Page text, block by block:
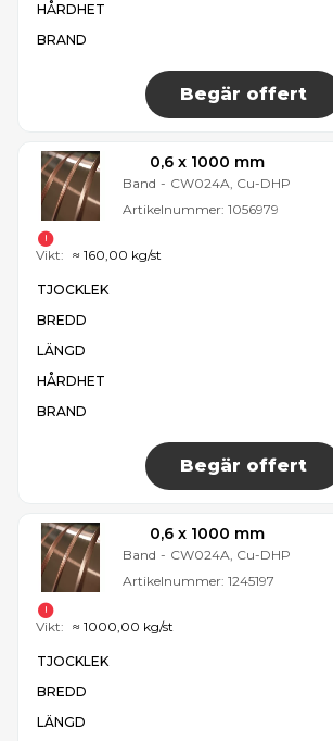
HÅRDHET
BRAND
Begär offert
0,6 x 1000 mm
Band - CW024A, Cu-DHP
Artikelnummer: 1056979
TJOCKLEK
BREDD
LÄNGD
HÅRDHET
BRAND
Begär offert
Vikt: ≈ 160,00 kg/st
0,6 x 1000 mm
Band - CW024A, Cu-DHP
Artikelnummer: 1245197
TJOCKLEK
BREDD
LÄNGD
Vikt: ≈ 1000,00 kg/st